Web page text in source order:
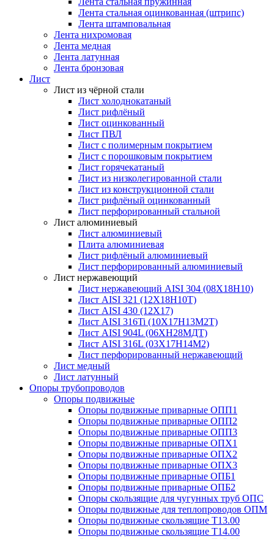
Лента стальная оцинкованная (штрипс)
Лента штамповальная
Лента нихромовая
Лента медная
Лента латунная
Лента бронзовая
Лист
Лист из чёрной стали
Лист холоднокатаный
Лист рифлёный
Лист оцинкованный
Лист ПВЛ
Лист с полимерным покрытием
Лист с порошковым покрытием
Лист горячекатаный
Лист из низколегированной стали
Лист из конструкционной стали
Лист рифлёный оцинкованный
Лист перфорированный стальной
Лист алюминиевый
Лист алюминиевый
Плита алюминиевая
Лист рифлёный алюминиевый
Лист перфорированный алюминиевый
Лист нержавеющий
Лист нержавеющий AISI 304 (08Х18Н10)
Лист AISI 321 (12Х18Н10Т)
Лист AISI 430 (12Х17)
Лист AISI 316Ti (10Х17Н13М2Т)
Лист AISI 904L (06ХН28МДТ)
Лист AISI 316L (03Х17Н14М2)
Лист перфорированный нержавеющий
Лист медный
Лист латунный
Опоры трубопроводов
Опоры подвижные
Опоры подвижные приварные ОПП1
Опоры подвижные приварные ОПП2
Опоры подвижные приварные ОПП3
Опоры подвижные приварные ОПХ1
Опоры подвижные приварные ОПХ2
Опоры подвижные приварные ОПХ3
Опоры подвижные приварные ОПБ1
Опоры подвижные приварные ОПБ2
Опоры скользящие для чугунных труб ОПС
Опоры подвижные для теплопроводов ОПМ
Опоры подвижные скользящие Т13.00
Опоры подвижные скользящие Т14.00